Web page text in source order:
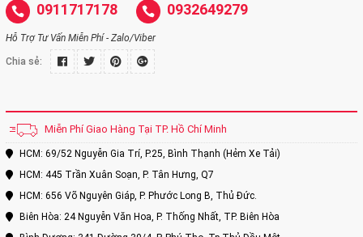
0911717178 0932649279
Hỗ Trợ Tư Vấn Miễn Phí - Zalo/Viber
Chia sẻ:
Miễn Phí Giao Hàng Tại TP. Hồ Chí Minh
HCM: 69/52 Nguyễn Gia Trí, P.25, Bình Thạnh (Hẻm Xe Tải)
HCM: 445 Trần Xuân Soạn, P. Tân Hưng, Q7
HCM: 656 Võ Nguyên Giáp, P. Phước Long B, Thủ Đức.
Biên Hòa: 24 Nguyễn Văn Hoa, P. Thống Nhất, TP. Biên Hòa